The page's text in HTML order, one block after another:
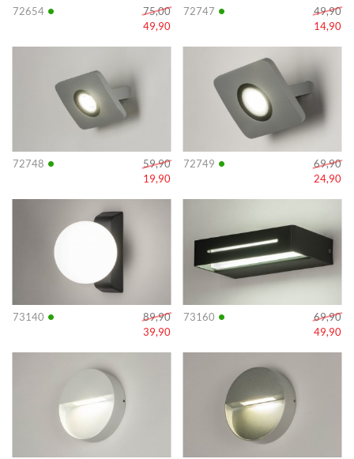
72654 •
75,00
49,90
72747 •
49,90
14,90
72748 •
59,90
19,90
Info
72749 •
69,90
24,90
Info
73140 •
89,90
39,90
Info
73160 •
69,90
49,90
Info
Info Info